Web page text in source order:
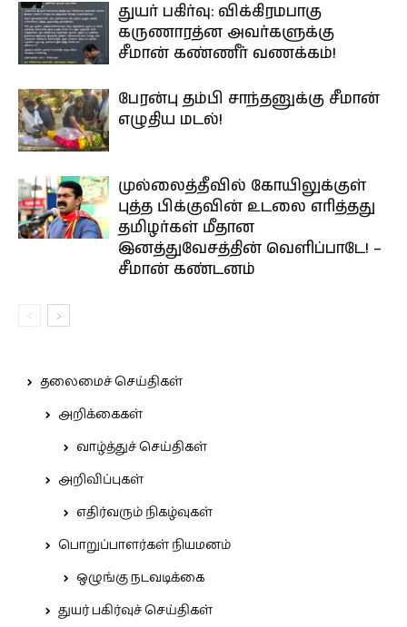
துயர் பகிர்வு: விக்கிரமபாகு
கருணாரத்ன அவர்களுக்கு
சீமான் கண்ணீர் வணக்கம்!
பேரன்பு தம்பி சாந்தனுக்கு சீமான்
எழுதிய மடல்!
முல்லைத்தீவில் கோயிலுக்குள்
புத்த பிக்குவின் உடலை எரித்தது
தமிழர்கள் மீதான
இனத்துவேசத்தின் வெளிப்பாடே! –
சீமான் கண்டனம்
தலைமைச் செய்திகள்
அறிக்கைகள்
வாழ்த்துச் செய்திகள்
அறிவிப்புகள்
எதிர்வரும் நிகழ்வுகள்
பொறுப்பாளர்கள் நியமனம்
ஒழுங்கு நடவடிக்கை
துயர் பகிர்வுச் செய்திகள்